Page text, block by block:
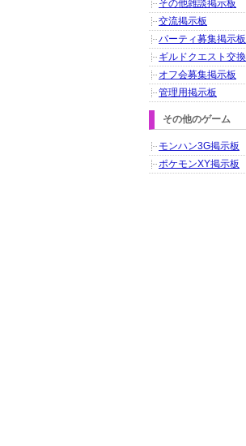
その他雑談掲示板
交流掲示板
パーティ募集掲示板
ギルドクエスト交換
オフ会募集掲示板
管理用掲示板
その他のゲーム
モンハン3G掲示板
ポケモンXY掲示板